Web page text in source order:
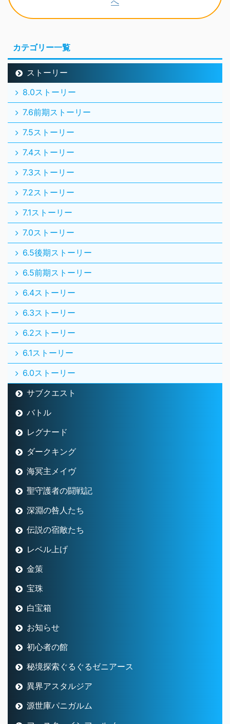
カテゴリー一覧
ストーリー
8.0ストーリー
7.6前期ストーリー
7.5ストーリー
7.4ストーリー
7.3ストーリー
7.2ストーリー
7.1ストーリー
7.0ストーリー
6.5後期ストーリー
6.5前期ストーリー
6.4ストーリー
6.3ストーリー
6.2ストーリー
6.1ストーリー
6.0ストーリー
サブクエスト
バトル
レグナード
ダークキング
海冥主メイヴ
聖守護者の闘戦記
深淵の咎人たち
伝説の宿敵たち
レベル上げ
金策
宝珠
白宝箱
お知らせ
初心者の館
秘境探索ぐるぐるゼニアース
異界アスタルジア
源世庫パニガルム